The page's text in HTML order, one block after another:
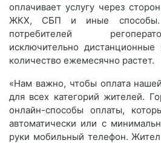
оплачивает услугу через
ЖКХ, СБП и иные
потребителей
исключительно
количество ежемесячно растет.
«Нам важно, чтобы оплата
для всех категорий жителей.
онлайн-способы оплаты,
автоматически или с
руки мобильный телефон.